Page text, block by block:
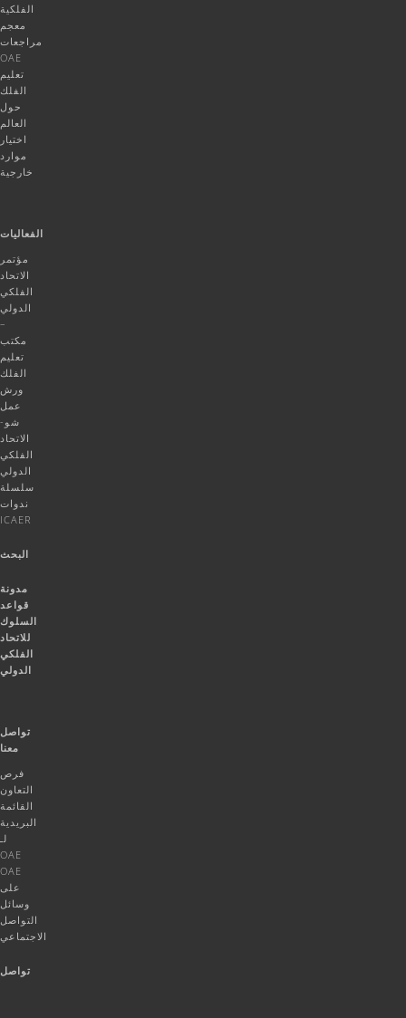
الفلكية
معجم
مراجعات
OAE
تعليم
الفلك
حول
العالم
اختيار
موارد
خارجية
الفعاليات
مؤتمر
الاتحاد
الفلكي
الدولي
–
مكتب
تعليم
الفلك
ورش
عمل
شو-
الاتحاد
الفلكي
الدولي
سلسلة
ندوات
ICAER
البحث
مدونة
قواعد
السلوك
للاتحاد
الفلكي
الدولي
تواصل
معنا
فرص
التعاون
القائمة
البريدية
لـ
OAE
OAE
على
وسائل
التواصل
الاجتماعي
تواصل